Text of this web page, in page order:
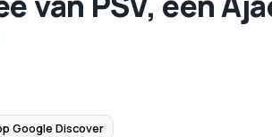
Google Discover